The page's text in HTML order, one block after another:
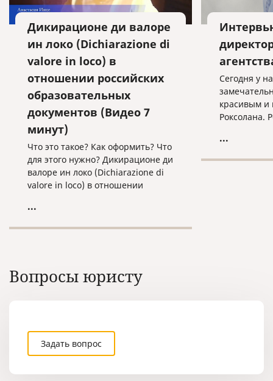
Дикирационе ди валоре
ин локо (Dichiarazione di
valore in loco) в
отношении российских
образовательных
документов (Видео 7
минут)
Что это такое? Как оформить? Что
для этого нужно? Дикирационе ди
валоре ин локо (Dichiarazione di
valore in loco) в отношении
документов.
...
Сегодня у
красивым
Роксолана.
итальянец.
...
Вопросы юристу
Задать вопрос